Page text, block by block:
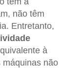
não têm
Entretanto,
à
máquinas não